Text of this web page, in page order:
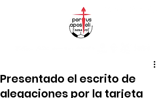
Presentado el escrito de
alegaciones por la tarjeta